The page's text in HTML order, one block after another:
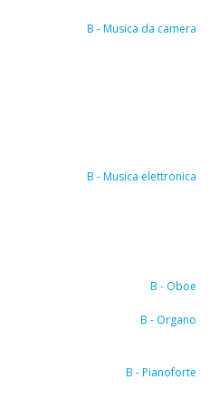
B - Musica da camera
B - Musica elettronica
B - Oboe
B - Organo
B - Pianoforte